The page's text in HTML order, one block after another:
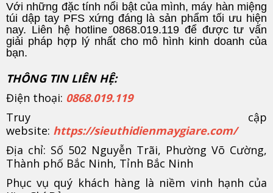
Với những đặc tính nổi bật của mình, máy hàn miệng
túi dập tay PFS xứng đáng là sản phẩm tối ưu hiện
nay. Liên hệ hotline 0868.019.119 để được tư vấn
giải pháp hợp lý nhất cho mô hình kinh doanh của
bạn.
THÔNG TIN LIÊN HỆ:
Điện thoại: 0868.019.119
Truy cập
website: https://sieuthidienmaygiare.com/
Địa chỉ: Số 502 Nguyễn Trãi, Phường Võ Cường,
Thành phố Bắc Ninh, Tỉnh Bắc Ninh
Phục vụ quý khách hàng là niềm vinh hạnh của